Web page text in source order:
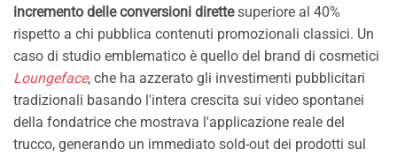
incremento delle conversioni direttesuperiore al 40%
rispetto a chi pubblica contenuti promozionali classici. Un
caso di studio emblematico è quello del brand di cosmetici
Loungeface, che ha azzerato gli investimenti pubblicitari
tradizionali basando l'intera crescita sui video spontanei
della fondatrice che mostrava l'applicazione reale del
trucco, generando un immediato sold-out dei prodotti sul